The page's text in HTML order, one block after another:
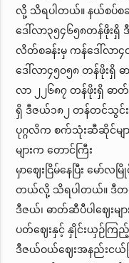
လို့ သိရပါတယ်။ နယ်စပ်စခန်
ဒေါ်လာ၃၅၄၆၅၈တန်ဖိုးရှိ
လိတ်စခန်းမှ ကန်ဒေါ်လာ
ဒေါ်လာ၄၅၀၅၈ တန်ဖိုးရှိ ဓ
လာ ၂၂၆၈၇ တန်ဖိုးရှိ ဓာ
ရှိ ဒီဇယ်၁၈၂ တန်တင်သွင်
ပုဂ္ဂလိက စက်သုံးဆီဆိုင်မျာ
များက တောင်ကြီး
မှာဈေးငြိမ်နေပြီး မော်
တယ်လို့ သိရပါတယ်။ ဒီတစ်
ဒီဇယ်၊ ဓာတ်ဆီပီပါဈေးမ
ပတ်ဈေးနှင့် နှိုင်းယှဉ်ကြည့်ရ
ဒီဇယ်ဝယ်ဈေးအနည်းင